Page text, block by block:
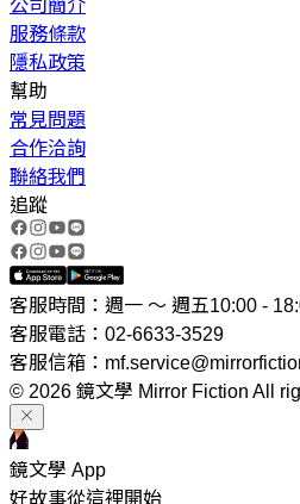
公司簡介
服務條款
隱私政策
幫助
常見問題
合作洽詢
聯絡我們
追蹤
客服時間：週一 ～ 週五10:00 -
客服電話：02-6633-3529
客服信箱：
© 2026 鏡文學 Mirror Fiction All
鏡文學 App
好故事從這裡開始